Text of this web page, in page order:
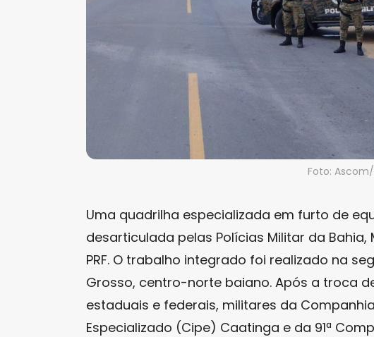
Foto: Ascom/
Uma quadrilha especializada em furto de
desarticulada pelas Polícias Militar da Bahia,
PRF. O trabalho integrado foi realizado na
Grosso, centro-norte baiano. Após a troca
estaduais e federais, militares da
Especializado (Cipe) Caatinga e da 91ª